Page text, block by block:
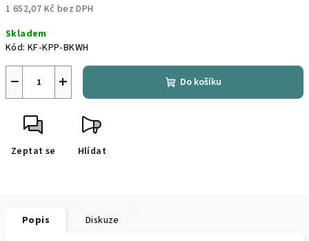
1 652,07 Kč bez DPH
cena:
Skladem
Kód: KF-KPP-BKWH
+
− Do košíku
Zeptat se Hlídat
Popis Diskuze